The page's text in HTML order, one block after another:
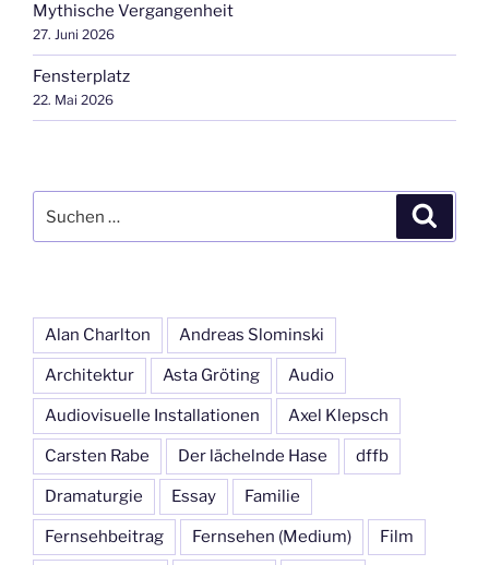
Mythische Vergangenheit
27. Juni 2026
Fensterplatz
22. Mai 2026
nach:
Alan Charlton Andreas Slominski
Architektur Asta Gröting Audio
Audiovisuelle Installationen Axel Klepsch
Carsten Rabe Der lächelnde Hase dffb
Dramaturgie Essay Familie
Fernsehbeitrag Fernsehen (Medium) Film